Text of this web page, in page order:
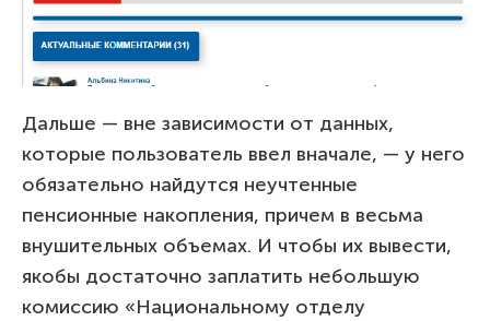
Дальше — вне зависимости от данных,
которые пользователь ввел вначале, — у него
обязательно найдутся неучтенные
пенсионные накопления, причем в весьма
внушительных объемах. И чтобы их вывести,
якобы достаточно заплатить небольшую
комиссию «Национальному отделу